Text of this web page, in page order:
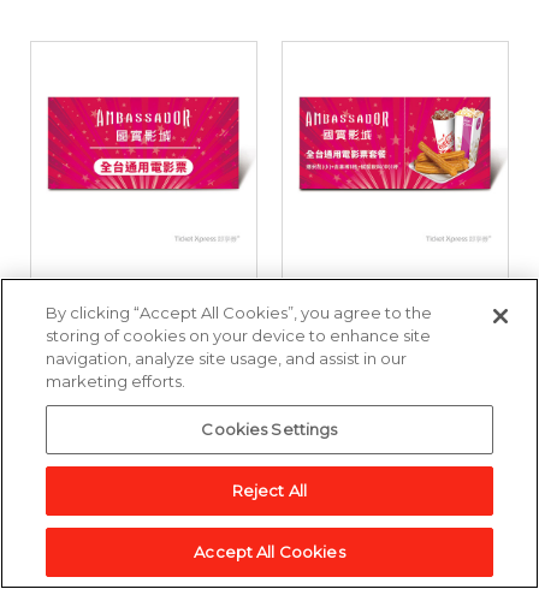
影票好禮即享券
3,857點
加入兌換清單
影票套餐好禮即享券
加入兌換清單
By clicking “Accept All Cookies”, you agree to the
storing of cookies on your device to enhance site
navigation, analyze site usage, and assist in our
marketing efforts.
Cookies Settings
Reject All
Accept All Cookies